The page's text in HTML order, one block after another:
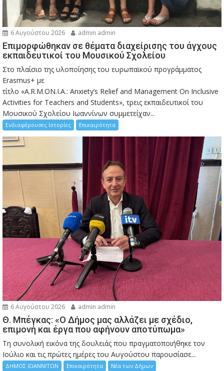
6 Αυγούστου 2026 admin admin
Eπιμορφώθηκαν σε θέματα διαχείρισης του άγχους
εκπαιδευτικοί του Μουσικού Σχολείου
Στο πλαίσιο της υλοποίησης του ευρωπαϊκού προγράμματος
Erasmus+ με
τίτλο «A.R.M.ON.I.A.: Anxiety’s Relief and Management On Inclusive
Activities for Teachers and Students», τρεις εκπαιδευτικοί του
Μουσικού Σχολείου Ιωαννίνων συμμετείχαν...
Ενδιαφέρουσες Ιστορίες Επικαιρότητα
6 Αυγούστου 2026 admin admin
Θ. Μπέγκας: «Ο Δήμος μας αλλάζει με σχέδιο,
επιμονή και έργα που αφήνουν αποτύπωμα»
Τη συνολική εικόνα της δουλειάς που πραγματοποιήθηκε τον
Ιούλιο και τις πρώτες ημέρες του Αυγούστου παρουσίασε...
ΔΗΜΟΣ ΙΩΑΝΝΙΤΩΝ Επικαιρότητα Νέα των Δήμων